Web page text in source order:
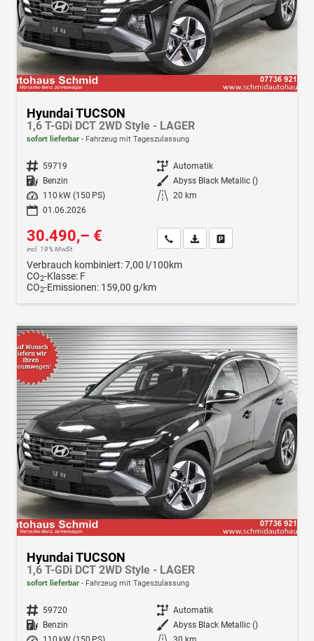
Hyundai TUCSON
1,6 T-GDi DCT 2WD Style - LAGER
sofort lieferbar Fahrzeug mit Tageszulassung
Fahrzeugnr. 59719 Getriebe Automatik
Kraftstoff Benzin Außenfarbe Abyss Black Metallic ()
Leistung
110 kW (150 PS) Kilometerstand 20 km
01.06.2026
30.490,– €
incl. 19% MwSt.
Wir rufen Sie anFahrzeugexposé (PDF)
Verbrauch kombiniert:7,00 l/100km
CO2-Klasse: F
CO2-Emissionen: 159,00 g/km
Hyundai TUCSON
1,6 T-GDi DCT 2WD Style - LAGER
sofort lieferbar Fahrzeug mit Tageszulassung
Fahrzeugnr. 59720 Getriebe Automatik
Kraftstoff Benzin Außenfarbe Abyss Black Metallic ()